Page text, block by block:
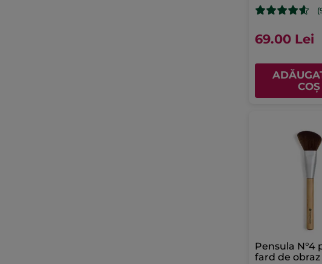
69.00 Lei
COȘ
Pensula N°4
fard de obraz